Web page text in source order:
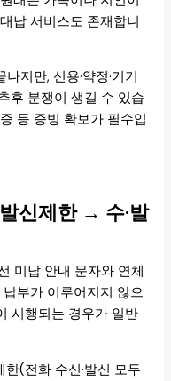
납 서비스도 존재합니
지만, 신용·약정·기기
후 분쟁이 생길 수 있습
등 증빙 확보가 필수입
신제한 → 수·발
미납 안내 문자와 연체
부가 이루어지지 않으
시행되는 경우가 일반
(전화 수신·발신 모두